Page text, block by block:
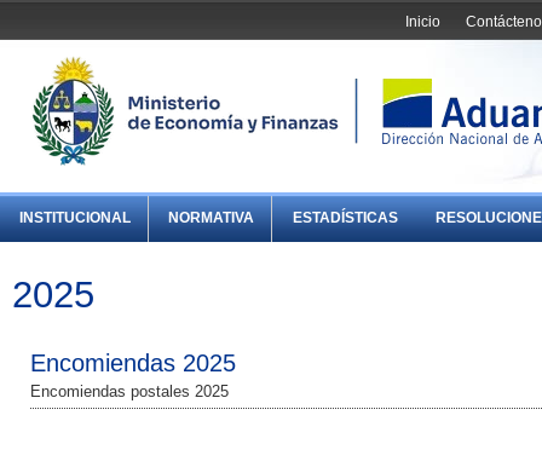
Inicio
INSTITUCIONAL NORMATIVA ESTADÍSTICAS
2025
Encomiendas 2025
Encomiendas postales 2025